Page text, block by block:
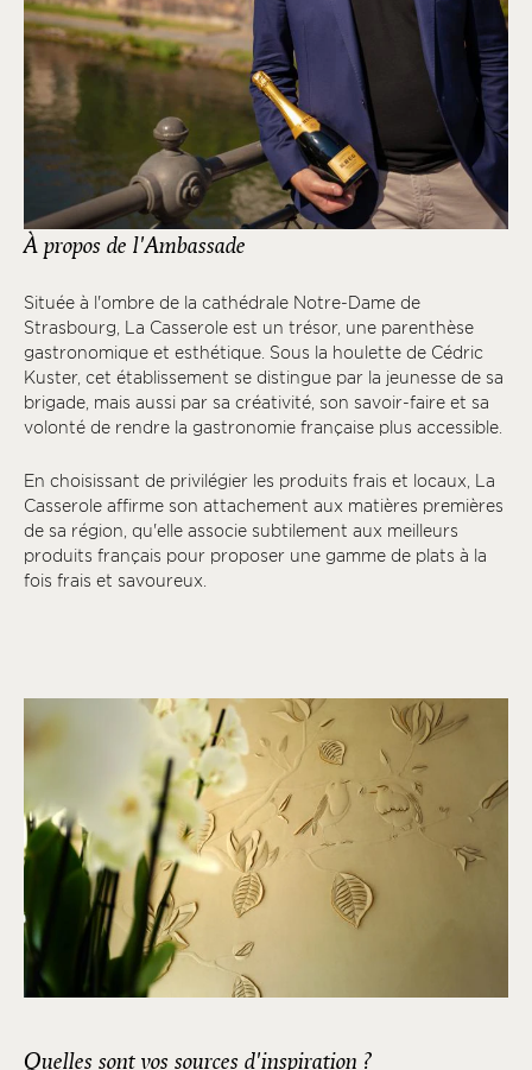
À propos de l'Ambassade
Située à l'ombre de la cathédrale Notre-Dame de
Strasbourg, La Casserole est un trésor, une parenthèse
gastronomique et esthétique. Sous la houlette de Cédric
Kuster, cet établissement se distingue par la jeunesse de sa
brigade, mais aussi par sa créativité, son savoir-faire et sa
volonté de rendre la gastronomie française plus accessible.
En choisissant de privilégier les produits frais et locaux, La
Casserole affirme son attachement aux matières premières
de sa région, qu'elle associe subtilement aux meilleurs
produits français pour proposer une gamme de plats à la
fois frais et savoureux.
Quelles sont vos sources d'inspiration ?